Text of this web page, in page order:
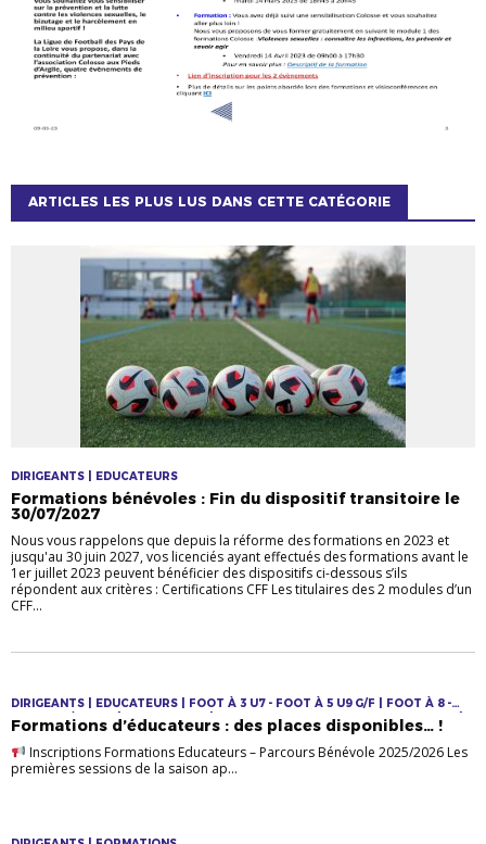
ARTICLES LES PLUS LUS DANS CETTE CATÉGORIE
DIRIGEANTS | EDUCATEURS
Formations bénévoles : Fin du dispositif transitoire le
30/07/2027
Nous vous rappelons que depuis la réforme des formations en 2023 et
jusqu'au 30 juin 2027, vos licenciés ayant effectués des formations avant le
1er juillet 2023 peuvent bénéficier des dispositifs ci-dessous s’ils
répondent aux critères : Certifications CFF Les titulaires des 2 modules d’un
CFF...
DIRIGEANTS | EDUCATEURS | FOOT À 3 U7 - FOOT À 5 U9 G/F | FOOT À 8 -
U11 U13 G/F U15F | FORMATIONS | GARDIENS DE BUT GARDIENNES DE BUT |
JEUNES F & M
Formations d’éducateurs : des places disponibles… !
Inscriptions Formations Educateurs – Parcours Bénévole 2025/2026 Les
premières sessions de la saison ap...